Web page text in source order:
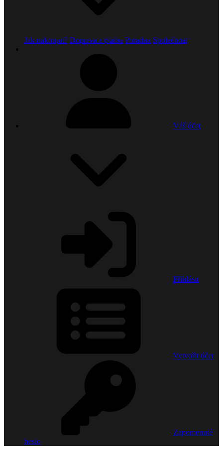
Jak nakoupit? Doprava a platba Poradna Společnost
Váš účet
Přihlásit
Vytvořit účet
Zapomenuté
heslo